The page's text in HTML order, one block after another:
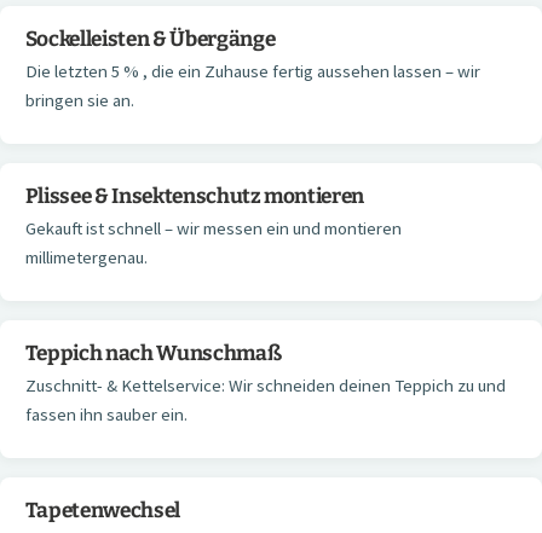
Sockelleisten & Übergänge
Die letzten 5 % , die ein Zuhause fertig aussehen lassen – wir
bringen sie an.
Plissee & Insektenschutz montieren
Gekauft ist schnell – wir messen ein und montieren
millimetergenau.
Teppich nach Wunschmaß
Zuschnitt- & Kettelservice: Wir schneiden deinen Teppich zu und
fassen ihn sauber ein.
Tapetenwechsel